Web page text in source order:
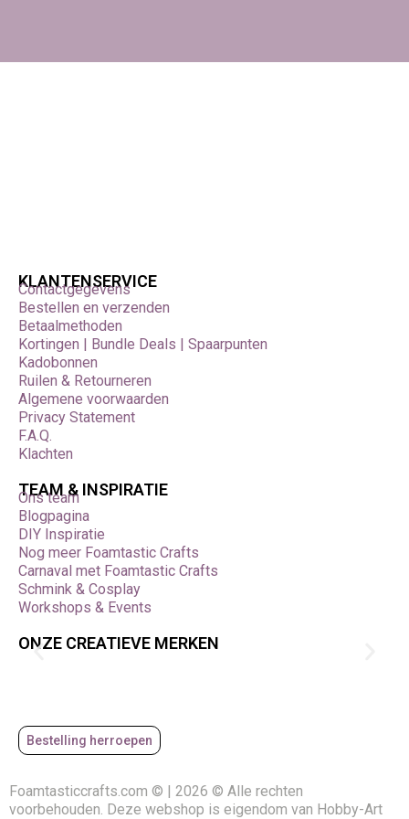
KLANTENSERVICE
Contactgegevens
Bestellen en verzenden
Betaalmethoden
Kortingen | Bundle Deals | Spaarpunten
Kadobonnen
Ruilen & Retourneren
Algemene voorwaarden
Privacy Statement
F.A.Q.
Klachten
TEAM & INSPIRATIE
Ons team
Blogpagina
DIY Inspiratie
Nog meer Foamtastic Crafts
Carnaval met Foamtastic Crafts
Schmink & Cosplay
Workshops & Events
ONZE CREATIEVE MERKEN
Bestelling herroepen
Foamtasticcrafts.com © | 2026 © Alle rechten
voorbehouden. Deze webshop is eigendom van Hobby-Art